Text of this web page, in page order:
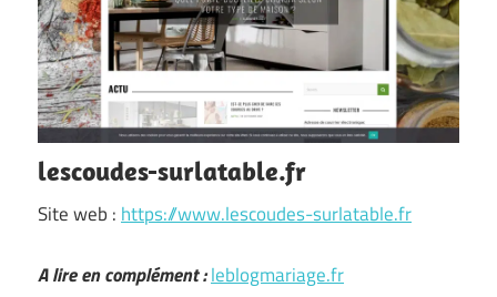
lescoudes-surlatable.fr
Site web : https://www.lescoudes-surlatable.fr
A lire en complément :leblogmariage.fr